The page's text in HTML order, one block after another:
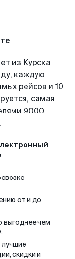
из Курска
каждую
рейсов и 10
самая
9000
от и до
выгоднее чем
лучшие
скидки и